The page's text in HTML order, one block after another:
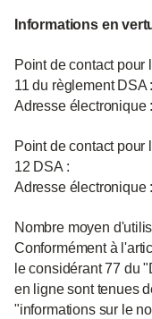
Informations en
Point de contact pour
11 du règlement DSA :
Adresse électronique
Point de contact pour
12 DSA :
Adresse électronique
Nombre moyen
Conformément à
le considérant 77 du
en ligne sont tenues
"informations sur le